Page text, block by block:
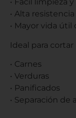
• Alta
• Mayor vida
Ideal para cortar
• Carnes
• Verduras
• Panificados
• Separación